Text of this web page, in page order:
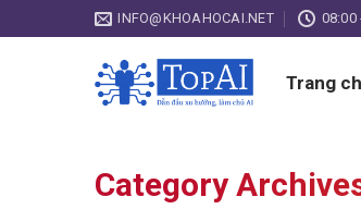
to
INFO@KHOAHOCAI.NET 08:00
Trang
Category